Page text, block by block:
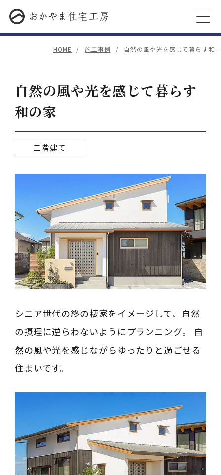
HOME 施工事例 自然の風や光を感じて暮らす和…
自然の風や光を感じて暮らす
和の家
二階建て
シニア世代の終の棲家をイメージして、自然
の摂理に逆らわないようにプランニング。 自
然の風や光を感じながらゆったりと過ごせる
住まいです。